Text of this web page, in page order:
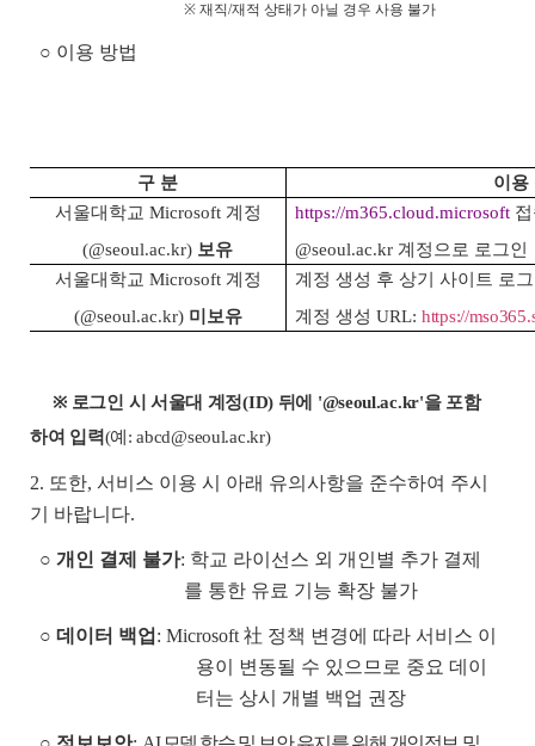
※ 재직/재적 상태가 아닐 경우 사용 불가
○ 이용 방법
구 분
이용
서울대학교 Microsoft 계정
(@seoul.ac.kr) 보유
https://m365.cloud.microsoft
@seoul.ac.kr 계정으로 로그인
서울대학교 Microsoft 계정
(@seoul.ac.kr) 미보유
계정 생성 후 상기 사이트 로
계정 생성 URL: https://
※ 로그인 시 서울대 계정(ID) 뒤에 '@seoul.ac.kr'을 포함
하여 입력(예: abcd@seoul.ac.kr)
2. 또한, 서비스 이용 시 아래 유의사항을 준수하여 주시
기 바랍니다.
○ 개인 결제 불가: 학교 라이선스 외 개인별 추가 결제
를 통한 유료 기능 확장 불가
○ 데이터 백업 : Microsoft 社 정책 변경에 따라 서비스 이
용이 변동될 수 있으므로 중요 데이
터는 상시 개별 백업 권장